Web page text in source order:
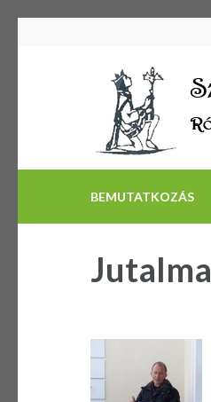
BEMUTATKOZÁS